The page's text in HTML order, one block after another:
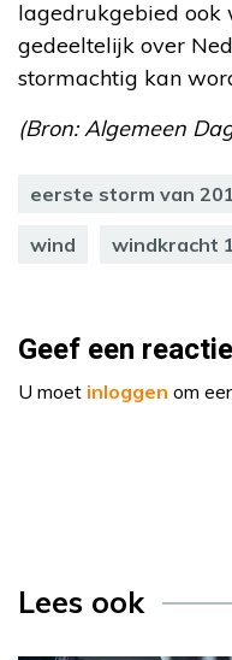
lagedrukgebied ook
gedeeltelijk over
stormachtig kan
(Bron: Algemeen
eerste storm van
wind windkracht
Geef een reactie
U moet inloggen om
Lees ook